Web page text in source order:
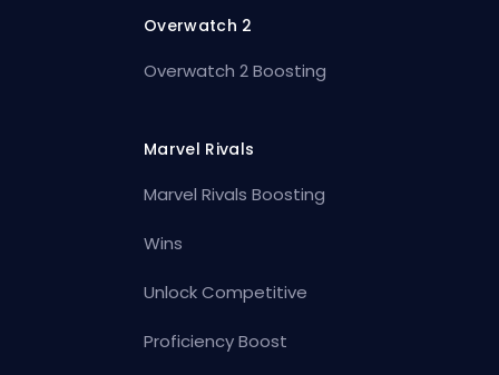
Overwatch 2
Overwatch 2 Boosting
Marvel Rivals
Marvel Rivals Boosting
Wins
Unlock Competitive
Proficiency Boost